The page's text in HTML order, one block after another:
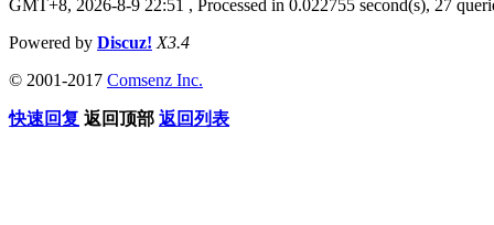
GMT+8, 2026-8-9 22:51 , Processed in 0.022755 second(s), 27
Powered by Discuz! X3.4
© 2001-2017 Comsenz Inc.
快速回复 返回顶部 返回列表